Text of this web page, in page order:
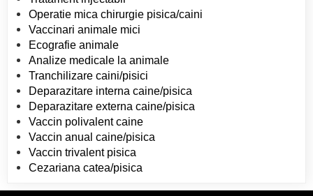
Operatie mica chirurgie pisica/caini
Vaccinari animale mici
Ecografie animale
Analize medicale la animale
Tranchilizare caini/pisici
Deparazitare interna caine/pisica
Deparazitare externa caine/pisica
Vaccin polivalent caine
Vaccin anual caine/pisica
Vaccin trivalent pisica
Cezariana catea/pisica